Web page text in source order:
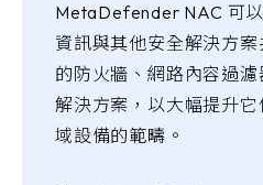
MetaDefender NAC 可
資訊與其他安全解決方
的防火牆、網路內容過
解決方案，以大幅提升
域設備的範疇。